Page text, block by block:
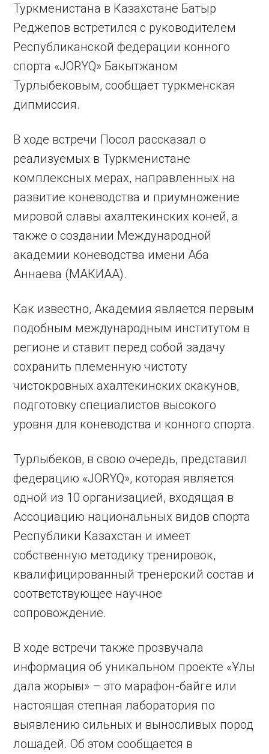
Туркменистана в Казахстане Батыр
Реджепов встретился с руководителем
Республиканской федерации конного
спорта «JORYQ» Бакытжаном
Турлыбековым, сообщает туркменская
дипмиссия.
В ходе встречи Посол рассказал о
реализуемых в Туркменистане
комплексных мерах, направленных на
развитие коневодства и приумножение
мировой славы ахалтекинских коней, а
также о создании Международной
академии коневодства имени Аба
Аннаева (МАКИАА).
Как известно, Академия является первым
подобным международным институтом в
регионе и ставит перед собой задачу
сохранить племенную чистоту
чистокровных ахалтекинских скакунов,
подготовку специалистов высокого
уровня для коневодства и конного спорта.
Турлыбеков, в свою очередь, представил
федерацию «JORYQ», которая является
одной из 10 организацией, входящая в
Ассоциацию национальных видов спорта
Республики Казахстан и имеет
собственную методику тренировок,
квалифицированный тренерский состав и
соответствующее научное
сопровождение.
В ходе встречи также прозвучала
информация об уникальном проекте «Ұлы
дала жорығы» – это марафон-байге или
настоящая степная лаборатория по
выявлению сильных и выносливых пород
лошадей. Об этом сообщается в